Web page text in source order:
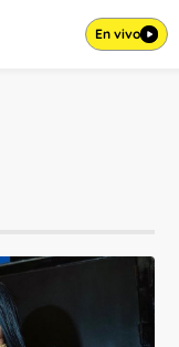
En vivo